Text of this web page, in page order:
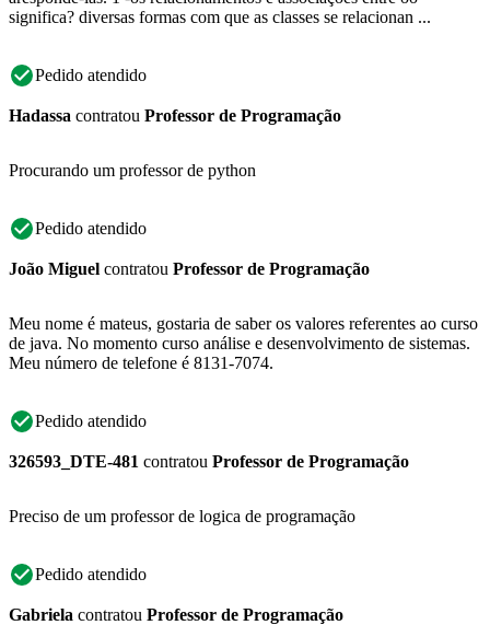
significa? diversas formas com que as classes se relacionan ...
Pedido atendido
Hadassa contratou Professor de Programação
Procurando um professor de python
Pedido atendido
João Miguel contratou Professor de Programação
Meu nome é mateus, gostaria de saber os valores referentes ao curso
de java. No momento curso análise e desenvolvimento de sistemas.
Meu número de telefone é 8131-7074.
Pedido atendido
326593_DTE-481 contratou Professor de Programação
Preciso de um professor de logica de programação
Pedido atendido
Gabriela contratou Professor de Programação